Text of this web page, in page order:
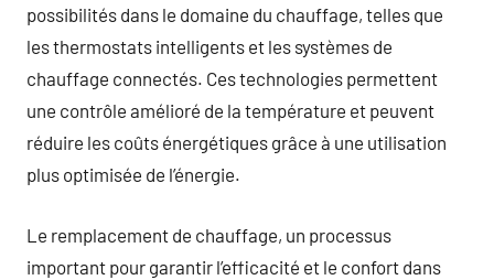
possibilités dans le domaine du chauffage, telles que
les thermostats intelligents et les systèmes de
chauffage connectés. Ces technologies permettent
une contrôle amélioré de la température et peuvent
réduire les coûts énergétiques grâce à une utilisation
plus optimisée de l’énergie.
Le remplacement de chauffage, un processus
important pour garantir l’efficacité et le confort dans